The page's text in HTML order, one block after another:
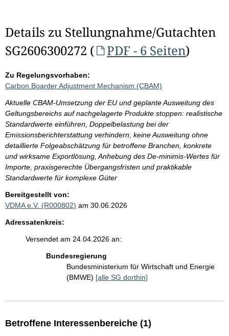
Details zu Stellungnahme/Gutachten
SG2606300272 (
PDF - 6 Seiten)
Zu Regelungsvorhaben:
Carbon Boarder Adjustment Mechanism (CBAM)
Aktuelle CBAM-Umsetzung der EU und geplante Ausweitung des
Geltungsbereichs auf nachgelagerte Produkte stoppen: realistische
Standardwerte einführen, Doppelbelastung bei der
Emissionsberichterstattung verhindern, keine Ausweitung ohne
detaillierte Folgeabschätzung für betroffene Branchen, konkrete
und wirksame Exportlösung, Anhebung des De-minimis-Wertes für
Importe, praxisgerechte Übergangsfristen und praktikable
Standardwerte für komplexe Güter
Bereitgestellt von:
VDMA e.V. (R000802) am 30.06.2026
Adressatenkreis:
Versendet am 24.04.2026 an:
Bundesregierung
Bundesministerium für Wirtschaft und Energie
(BMWE) [alle SG dorthin]
Betroffene Interessenbereiche (1)